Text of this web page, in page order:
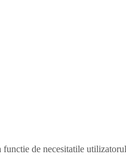
de necesitatile